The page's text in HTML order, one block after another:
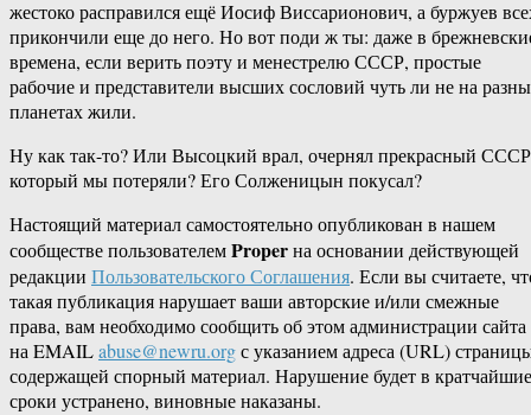
жестоко расправился ещё Иосиф Виссарионович, а буржуев
прикончили еще до него. Но вот поди ж ты: даже в
времена, если верить поэту и менестрелю СССР, простые
рабочие и представители высших сословий чуть ли не на
планетах жили.
Ну как так-то? Или Высоцкий врал, очернял прекрасный
который мы потеряли? Его Солженицын покусал?
Настоящий материал самостоятельно опубликован в нашем
сообществе пользователемProperна основании действующей
редакции Пользовательского Соглашения. Если вы считаете,
такая публикация нарушает ваши авторские и/или смежные
права, вам необходимо сообщить об этом администрации сайта
на EMAILabuse@newru.orgс указанием адреса (URL)
содержащей спорный материал. Нарушение будет в кратчайшие
сроки устранено, виновные наказаны.